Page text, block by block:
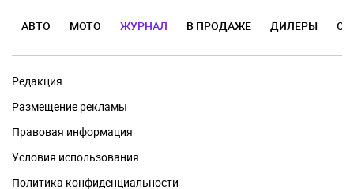
АВТО МОТО ЖУРНАЛ В ПРОДАЖЕ ДИЛЕРЫ
Редакция
Размещение рекламы
Правовая информация
Условия использования
Политика конфиденциальности